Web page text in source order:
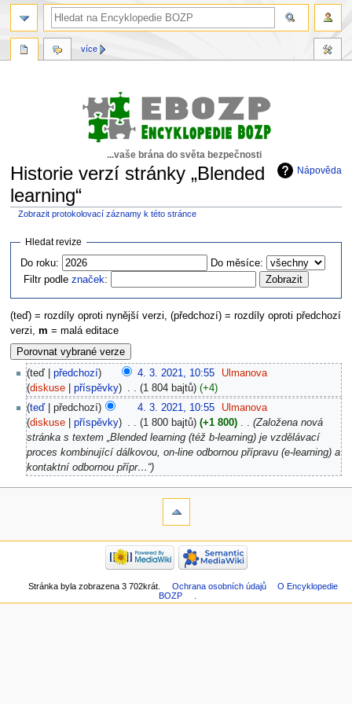
...vaše brána do světa bezpečnosti
Nápověda
Historie verzí stránky „Blended
learning“
Zobrazit protokolovací záznamy k této stránce
Skočit
navigaci
Skočit
vyhledávání
Hledat revize
Do roku:
Do měsíce:
Filtr podleznaček:
(teď) = rozdíly oproti nynější verzi, (předchozí) = rozdíly oproti předchozí
verzi, m = malá editace
teď předchozí 4. 3. 2021, 10:55
Ulmanova
diskuse
příspěvky 1 804 bajtů
+4
teď
předchozí 4. 3. 2021, 10:55
Ulmanova
diskuse
příspěvky 1 800 bajtů +1 800 ‎
Založena nová
stránka s textem „Blended learning (též b-learning) je vzdělávací
proces kombinující dálkovou, on-line odbornou přípravu (e-learning) a
kontaktní odbornou přípr…“
více
Stránka byla zobrazena 3 702krát. Ochrana osobních údajů
O Encyklopedie
BOZP